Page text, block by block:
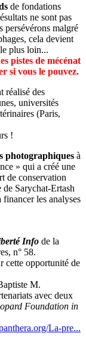
de fondations
ne sont pas
persévérons malgré
cela devient
plus loin...
pistes de mécénat
si vous le pouvez.
réalisé des
universités
(Paris,
!
photographiques à
» qui a créé une
de conservation
de Sarychat-Ertash
les analyses
Info de la
n° 58.
cette opportunité de
M.
avec deux
Foundation in
La-pre...